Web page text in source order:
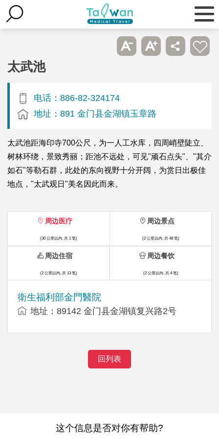
太武池
电话：886-82-324174
地址：891 金门县金湖镇玉章路
太武池距海印寺700公尺，为一人工水库，四周峭壁陡立、
树林环绕，景致秀丽；距池不远处，可见"顽石点头"、"其介
如石"等勒石群，此处的东向视野十分开阔，为赏日出极佳
地点，"太武观日"美名因此而来。
周边医疗
(30 公里以内, 共 1 笔)
衛生福利部金門醫院
地址：89142 金门县金湖镇复兴路2号
周边景点
(2 公里以内, 共 48 笔)
周边住宿
(2 公里以内, 共 13 笔)
周边餐饮
(2 公里以内, 共 4 笔)
回列表
这个信息是否对你有帮助?